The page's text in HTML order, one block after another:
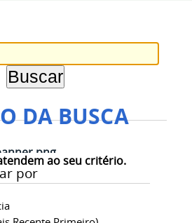
DA BUSCA
ao seu critério.
por
09h00
IX Encontro